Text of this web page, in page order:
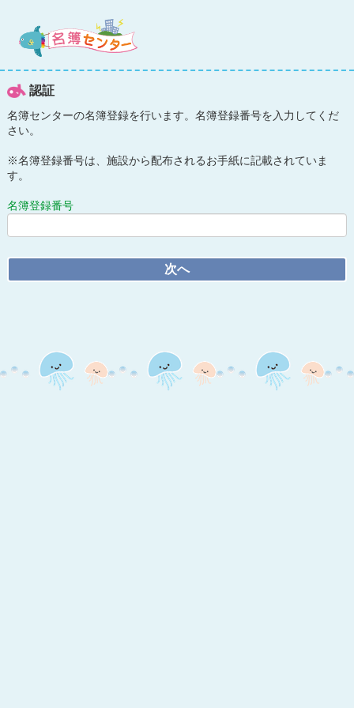
認証
名簿センターの名簿登録を行います。名簿登録番号を入力してくだ
さい。
※名簿登録番号は、施設から配布されるお手紙に記載されていま
す。
名簿登録番号
次へ